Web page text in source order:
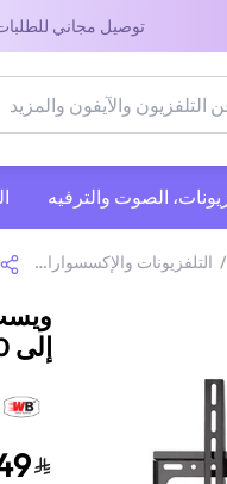
توصيل مجاني للطلبات التي
الصوت والترفيه
/ ‫التلفزيونات والإكسسوارات‬ /
إلى 100 بوصة أسود